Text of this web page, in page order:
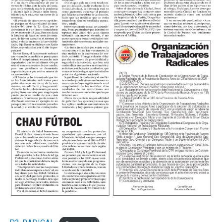
del córner.
Los de Mignini eran mucho más y el tercero llegó por
decantación. A los 24, Verón avanzó a toda velocidad
por izquierda, habilitó a Castillo y Acha, que lo venía
corriendo de atrás, lo desestabilizó adentro del area,
Rubiano no dudó y el juvenil desde los doce pasos anotó
su primer gol en el Federal A para empezar a decretar la
historia.
El complemento se jugó a otro ritmo pero mostró la
solidez del fondo kimberleño cada vez que lo probaron.
Más allá de eso, en los primeros cinco minutos, Miori
tuvo dos claras para convertir el cuarto pero Nadal se
lució en ambas con dos atajadas tremendas.
Los cambios probados por Mario Martínez le dieron a
en el pase en el pase final. Por su lado, Mignini también